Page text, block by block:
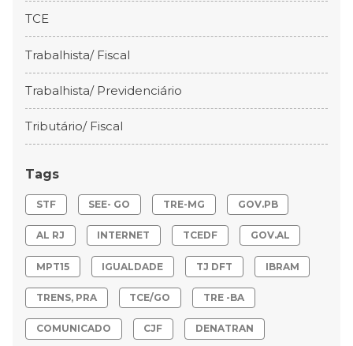
TCE
Trabalhista/ Fiscal
Trabalhista/ Previdenciário
Tributário/ Fiscal
Tags
STF SEE- GO TRE-MG GOV.PB
AL RJ INTERNET TCEDF GOV.AL
MPT15 IGUALDADE TJ DFT IBRAM
TRENS, PRA TCE/GO TRE -BA
COMUNICADO CJF DENATRAN